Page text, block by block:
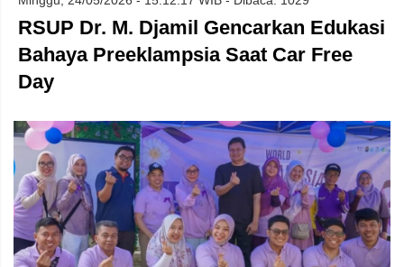
RSUP Dr. M. Djamil Gencarkan Edukasi
Bahaya Preeklampsia Saat Car Free
Day